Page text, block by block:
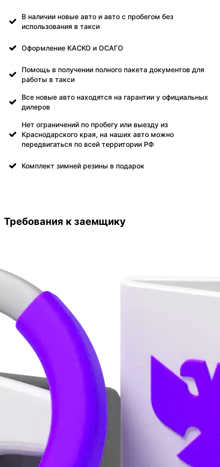
В наличии новые авто и авто с пробегом без
использования в такси
Оформление КАСКО и ОСАГО
Помощь в получении полного пакета документов для
работы в такси
Все новые авто находятся на гарантии у официальных
дилеров
Нет ограничений по пробегу или выезду из
Краснодарского края, на наших авто можно
передвигаться по всей территории РФ
Комплект зимней резины в подарок
Требования к заемщику